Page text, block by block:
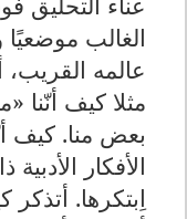
الغالب
عالمه القريب،
مثلا كيف
بعض منا. كيف
الأفكار
اِبتكرها.